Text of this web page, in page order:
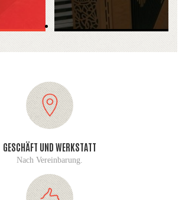
GESCHÄFT UND WERKSTATT
Nach Vereinbarung.